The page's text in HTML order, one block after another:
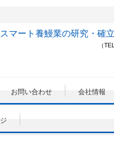
マート養鰻業の研究・確
（
お問い合わせ 会社情報